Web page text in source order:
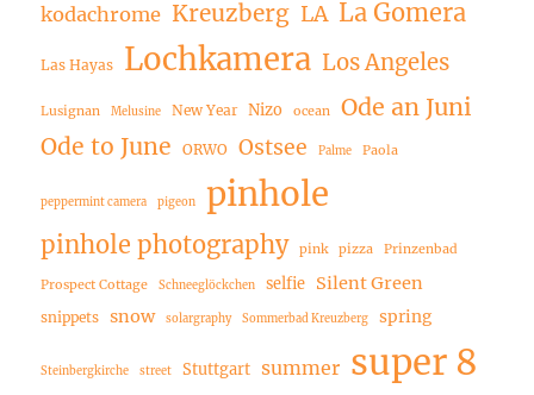
kodachrome Kreuzberg LA La Gomera
Las Hayas Lochkamera Los Angeles
Lusignan Melusine New Year Nizo ocean
Ode an Juni
Ode to June
ORWO Ostsee Palme Paola
peppermint camera pigeon pinhole
pinhole photography pink pizza Prinzenbad
Prospect Cottage Schneeglöckchen selfie Silent Green
snippets snow solargraphy Sommerbad Kreuzberg spring
Steinbergkirche street Stuttgart summer super 8